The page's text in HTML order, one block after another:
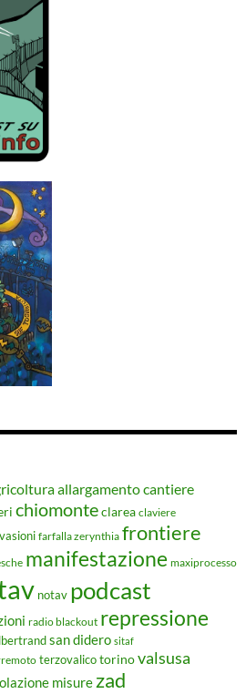
allargamento cantiere
chiomonteclarea claviere
farfalla zerynthia frontiere
manifestazione maxiprocesso
notav podcast
radio blackout repressione
san didero sitaf
terzovalico torinovalsusa
misure zad